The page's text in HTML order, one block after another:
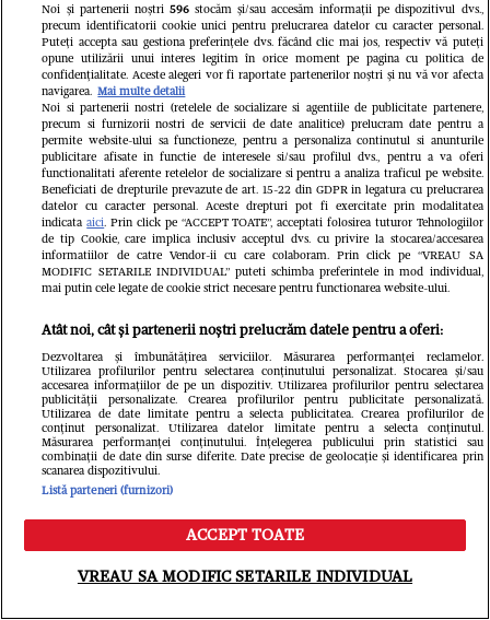
VEDETE SI EVENIMENTE
Cine este Roxana Vașniuc. A lucrat la
Etno TV, de unde a fost concediată,
și este divorțată de tatăl fiicei sale
VEDETE
Ce s-a
Cornel
Insula
devenit
este
Meniu Caută
Noi și partenerii noștri 596stocăm și/sau accesăm informații pe dispozitivul dvs.,
precum identificatorii cookie unici pentru prelucrarea datelor cu caracter personal.
Puteți accepta sau gestiona preferințele dvs. făcând clic mai jos, respectiv vă puteți
opune utilizării unui interes legitim în orice moment pe pagina cu politica de
confidențialitate. Aceste alegeri vor fi raportate partenerilor noștri și nu vă vor afecta
navigarea. Mai multe detalii
Noi si partenerii nostri (retelele de socializare si agentiile de publicitate partenere,
precum si furnizorii nostri de servicii de date analitice) prelucram date pentru a
permite website-ului sa functioneze, pentru a personaliza continutul si anunturile
publicitare afisate in functie de interesele si/sau profilul dvs., pentru a va oferi
functionalitati aferente retelelor de socializare si pentru a analiza traficul pe website.
Beneficiati de drepturile prevazute de art. 15-22 din GDPR in legatura cu prelucrarea
datelor cu caracter personal. Aceste drepturi pot fi exercitate prin modalitatea
indicataaici. Prin click pe “ACCEPT TOATE”, acceptati folosirea tuturor Tehnologiilor
de tip Cookie, care implica inclusiv acceptul dvs. cu privire la stocarea/accesarea
informatiilor de catre Vendor-ii cu care colaboram. Prin click pe “VREAU SA
MODIFIC SETARILE INDIVIDUAL” puteti schimba preferintele in mod individual,
mai putin cele legate de cookie strict necesare pentru functionarea website-ului.
Atât noi, cât și partenerii noștri prelucrăm datele pentru a oferi:
Dezvoltarea și îmbunătățirea serviciilor. Măsurarea performanței reclamelor.
Utilizarea profilurilor pentru selectarea conținutului personalizat. Stocarea și/sau
accesarea informațiilor de pe un dispozitiv. Utilizarea profilurilor pentru selectarea
publicității personalizate. Crearea profilurilor pentru publicitate personalizată.
Utilizarea de date limitate pentru a selecta publicitatea. Crearea profilurilor de
conținut personalizat. Utilizarea datelor limitate pentru a selecta conținutul.
Măsurarea performanței conținutului. Înțelegerea publicului prin statistici sau
combinații de date din surse diferite. Date precise de geolocație și identificarea prin
scanarea dispozitivului.
Listă parteneri (furnizori)
ACCEPT TOATE
VREAU SA MODIFIC SETARILE INDIVIDUAL